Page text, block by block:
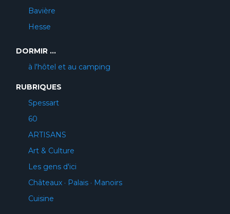
Bavière
Hesse
DORMIR ...
à l'hôtel et au camping
RUBRIQUES
Spessart
60
ARTISANS
Art & Culture
Les gens d'ici
Châteaux · Palais · Manoirs
Cuisine